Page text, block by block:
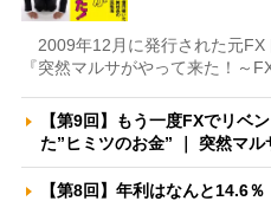
2009年12月に発行された元FX
『突然マルサがやって来た！～
【第9回】もう一度FXでリ
た”ヒミツのお金” ｜ 突然マ
【第8回】年利はなんと14.6